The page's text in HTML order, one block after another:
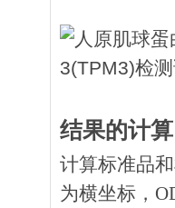
结果的计算
计算标准品
为横坐标，